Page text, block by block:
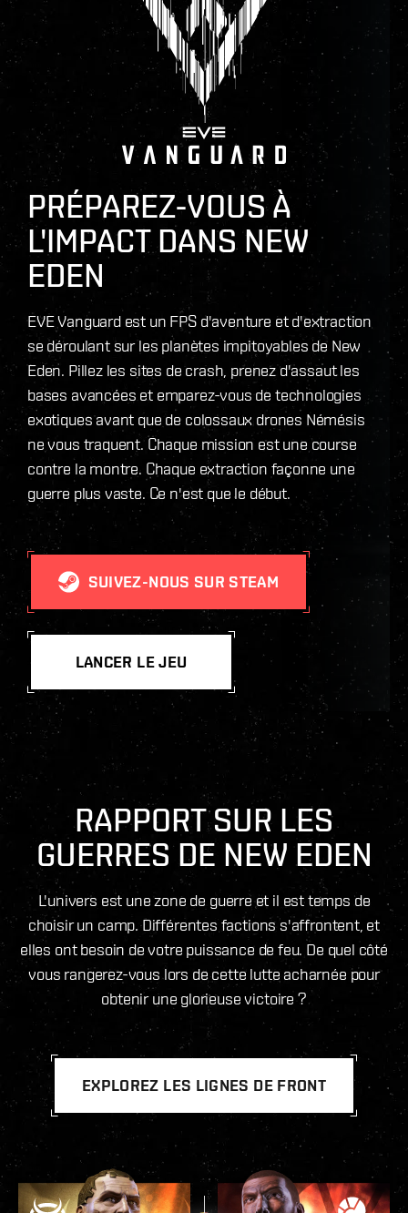
PRÉPAREZ-VOUS À
L'IMPACT DANS NEW
EDEN
EVE Vanguard est un FPS d'aventure et d'extraction
se déroulant sur les planètes impitoyables de New
Eden. Pillez les sites de crash, prenez d'assaut les
bases avancées et emparez-vous de technologies
exotiques avant que de colossaux drones Némésis
ne vous traquent. Chaque mission est une course
contre la montre. Chaque extraction façonne une
guerre plus vaste. Ce n'est que le début.
SUIVEZ-NOUS SUR STEAM
LANCER LE JEU
RAPPORT SUR LES
GUERRES DE NEW EDEN
L'univers est une zone de guerre et il est temps de
choisir un camp. Différentes factions s'affrontent, et
elles ont besoin de votre puissance de feu. De quel côté
vous rangerez-vous lors de cette lutte acharnée pour
obtenir une glorieuse victoire ?
EXPLOREZ LES LIGNES DE FRONT